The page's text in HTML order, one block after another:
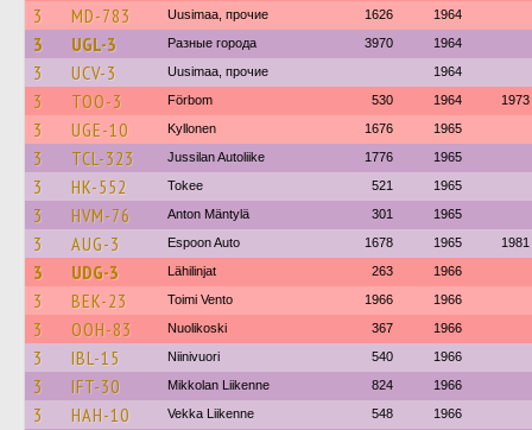
3 MD-783 Uusimaa, прочие 1626 1964
3 UGL-3 Разные города 3970 1964
3 UCV-3 Uusimaa, прочие 1964
3 TOO-3 Förbom 530 1964 1973
3 UGE-10 Kyllonen 1676 1965
3 TCL-323 Jussilan Autoliike 1776 1965
3 HK-552 Tokee 521 1965
3 HVM-76 Anton Mäntylä 301 1965
3 AUG-3 Espoon Auto 1678 1965 1981
3 UDG-3 Lähilinjat 263 1966
3 BEK-23 Toimi Vento 1966 1966
3 OOH-83 Nuolikoski 367 1966
3 IBL-15 Niinivuori 540 1966
3 IFT-30 Mikkolan Liikenne 824 1966
3 HAH-10 Vekka Liikenne 548 1966